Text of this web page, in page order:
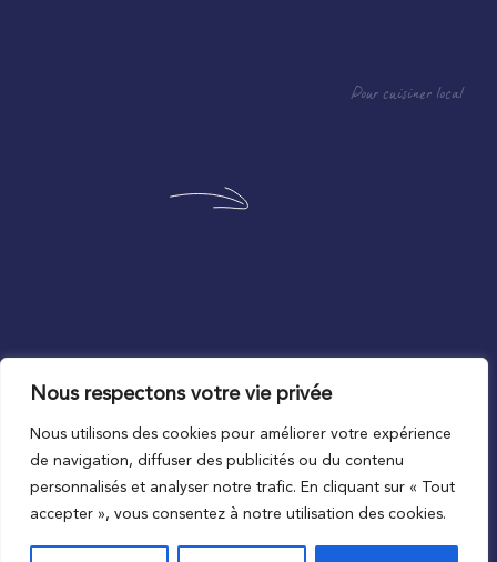
Nous respectons votre vie privée
Nous utilisons des cookies pour améliorer votre expérience
de navigation, diffuser des publicités ou du contenu
personnalisés et analyser notre trafic. En cliquant sur « Tout
accepter », vous consentez à notre utilisation des cookies.
Pour cuisiner local
Au plus proche du local